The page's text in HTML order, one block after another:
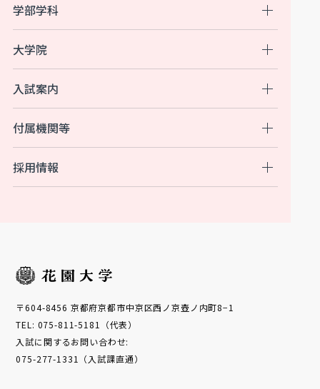
入試案内
付属機関等
学部学科
大学院
採用情報
〒604-8456 京都府京都市中京区西ノ京壺ノ内町8−1
TEL: 075-811-5181（代表）
入試に関するお問い合わせ:
075-277-1331（入試課直通）